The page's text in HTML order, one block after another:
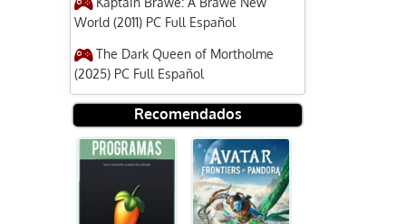
World (2011) PC Full Español
The Dark Queen of Mortholme
(2025) PC Full Español
Recomendados